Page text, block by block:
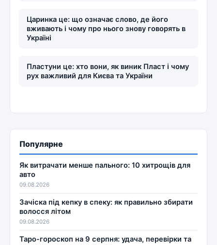
Царинка це: що означає слово, де його
вживають і чому про нього знову говорять в
Україні
Пластуни це: хто вони, як виник Пласт і чому
рух важливий для Києва та України
Популярне
Як витрачати менше пального: 10 хитрощів для
авто
09.08.2026
Зачіска під кепку в спеку: як правильно збирати
волосся літом
09.08.2026
Таро-гороскоп на 9 серпня: удача, перевірки та